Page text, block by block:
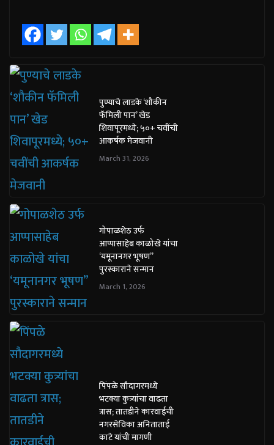
पुण्याचे लाडके ‘शौकीन
फॅमिली पान’ खेड
शिवापूरमध्ये; ५०+ चवींची
आकर्षक मेजवानी
March 31, 2026
गोपाळशेठ उर्फ
आप्पासाहेब काळोखे यांचा
‘यमूनानगर भूषण”
पुरस्काराने सन्मान
March 1, 2026
पिंपळे सौदागरमध्ये
भटक्या कुत्र्यांचा वाढता
त्रास; तातडीने कारवाईची
नगरसेविका अनिताताई
काटे यांची मागणी